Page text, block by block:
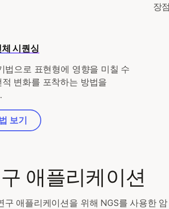
장
시퀀싱
법으로 표현형에 영향을 미칠 수
변화를 포착하는 방법을
보기
애플리케이션
구 애플리케이션을 위해 NGS를 사용한